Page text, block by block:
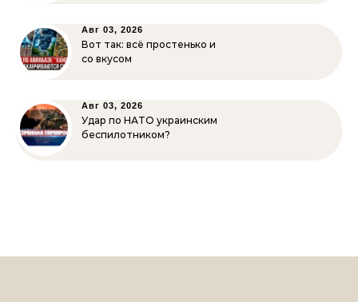
Авг 03, 2026
Вот так: всё простенько и
со вкусом
Авг 03, 2026
Удар по НАТО украинским
беспилотником?